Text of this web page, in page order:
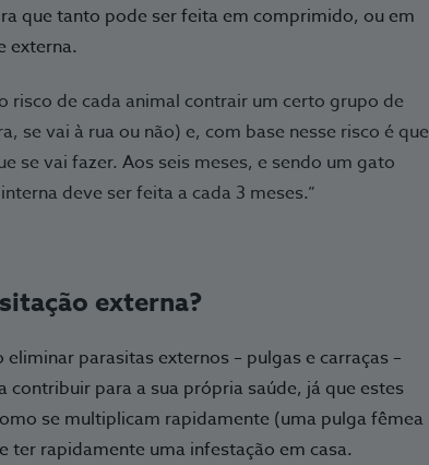
que tanto pode ser feita em comprimido, ou em
externa.
risco de cada animal contrair um certo grupo de
se vai à rua ou não) e, com base nesse risco é que
se vai fazer. Aos seis meses, e sendo um gato
deve ser feita a cada 3 meses.”
externa?
parasitas externos – pulgas e carraças –
para a sua própria saúde, já que estes
se multiplicam rapidamente (uma pulga fêmea
ter rapidamente uma infestação em casa.